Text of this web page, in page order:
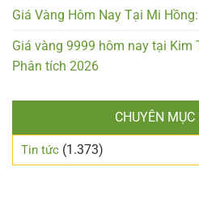
Giá Vàng Hôm Nay Tại Mi
Giá vàng 9999 hôm nay tại Kim
Phân tích 2026
CHUYÊN
Tin tức (1.373)